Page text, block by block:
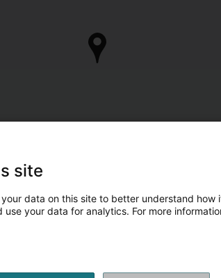
site
data on this site to better understand how
your data for analytics. For more